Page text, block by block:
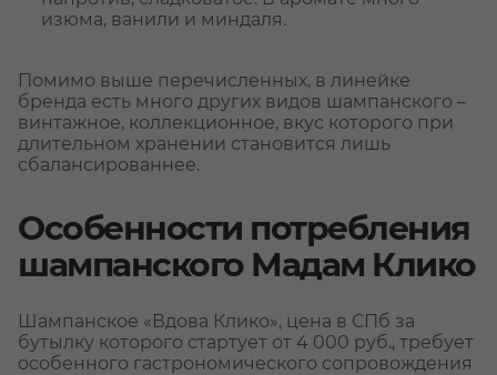
изюма, ванили и миндаля.
Помимо выше перечисленных, в линейке
бренда есть много других видов шампанского –
винтажное, коллекционное, вкус которого при
длительном хранении становится лишь
сбалансированнее.
Особенности потребления
шампанского Мадам Клико
Шампанское «Вдова Клико», цена в СПб за
бутылку которого стартует от 4 000 руб., требует
особенного гастрономического сопровождения